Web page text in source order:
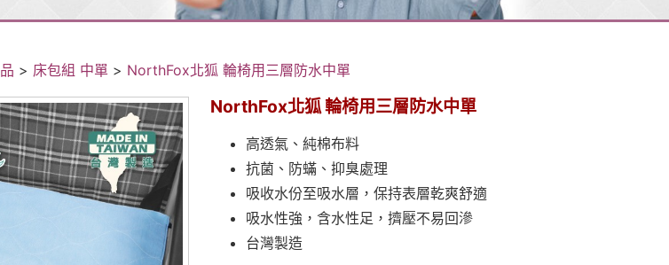
> 床包組 中單 > NorthFox北狐 輪椅用三層防水中單
NorthFox北狐 輪椅用三層防水中單
高透氣、純棉布料
抗菌、防蟎、抑臭處理
吸收水份至吸水層，保持表層乾爽舒適
吸水性強，含水性足，擠壓不易回滲
台灣製造